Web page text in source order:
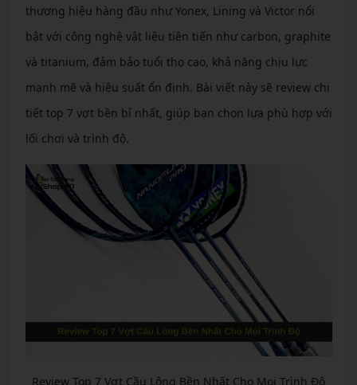
thương hiệu hàng đầu như Yonex, Lining và Victor nổi
bật với công nghệ vật liệu tiên tiến như carbon, graphite
và titanium, đảm bảo tuổi thọ cao, khả năng chịu lực
mạnh mẽ và hiệu suất ổn định. Bài viết này sẽ review chi
tiết top 7 vợt bền bỉ nhất, giúp bạn chọn lựa phù hợp với
lối chơi và trình độ.
Review Top 7 Vợt Cầu Lông Bền Nhất Cho Mọi Trình Độ